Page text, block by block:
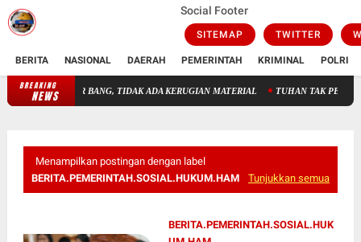
Social Footer
SITEMAP TWITTER
BERITA NASIONAL DAERAH PEMERINTAH KRIMINAL POLRI
BREAKING
NEWS
AIR BANG, TIDAK ADA KERUGIAN MATERIAL TUHAN TAK PERLU DICARI,
Menampilkan postingan dengan label
BERITA.PEMERINTAH.SOSIAL.HUKUM.HAM
Tunjukkan semua
BERITA.PEMERINTAH.SOSIAL.HUK